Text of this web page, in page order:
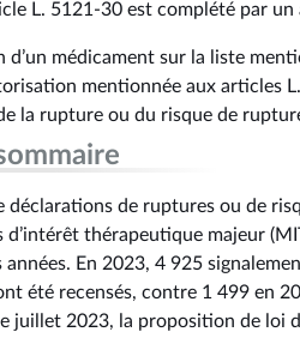
L. 5121‑30 est complété par
d’un médicament sur la liste
mentionnée aux articles
la rupture ou du risque de
déclarations de ruptures ou de
d’intérêt thérapeutique majeur
années. En 2023, 4 925
été recensés, contre 1 499 en
juillet 2023, la proposition de loi